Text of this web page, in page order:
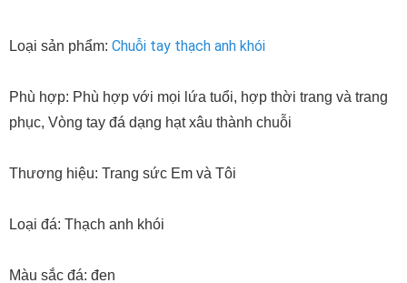
Loại sản phẩm: Chuỗi tay thạch anh khói
Phù hợp: Phù hợp với mọi lứa tuổi, hợp thời trang và trang
phục, Vòng tay đá dạng hạt xâu thành chuỗi
Thương hiệu: Trang sức Em và Tôi
Loại đá: Thạch anh khói
Màu sắc đá: đen